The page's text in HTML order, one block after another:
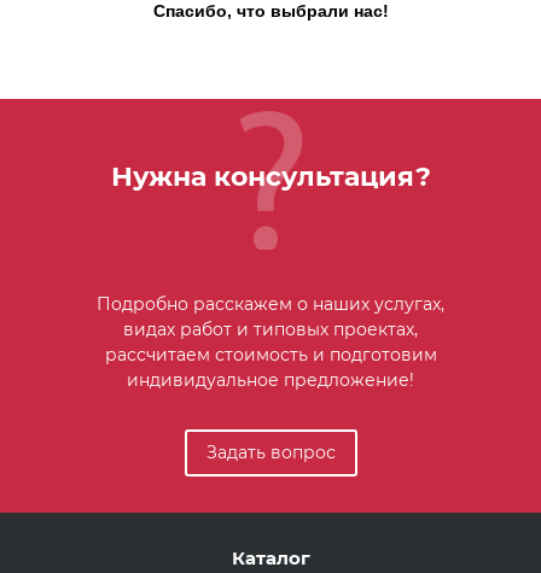
Спасибо, что выбрали нас!
Нужна консультация?
Подробно расскажем о наших услугах,
видах работ и типовых проектах,
рассчитаем стоимость и подготовим
индивидуальное предложение!
Задать вопрос
Каталог